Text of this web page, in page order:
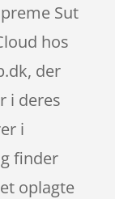
Sut
hos
der
i deres
i
finder
oplagte